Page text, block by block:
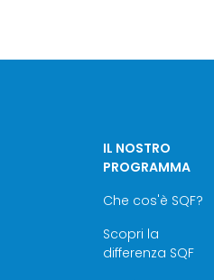
IL NOSTRO
PROGRAMMA
Che cos'è SQF?
Scopri la
differenza SQF